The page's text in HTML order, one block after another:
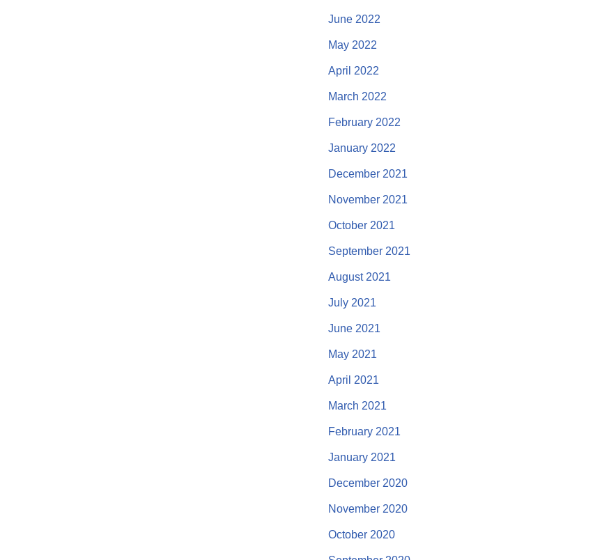
June 2022
May 2022
April 2022
March 2022
February 2022
January 2022
December 2021
November 2021
October 2021
September 2021
August 2021
July 2021
June 2021
May 2021
April 2021
March 2021
February 2021
January 2021
December 2020
November 2020
October 2020